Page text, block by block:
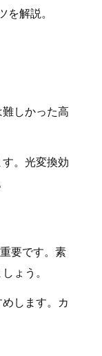
解説。
しかった高
。光変換効
要です。素
ょう。
します。カ